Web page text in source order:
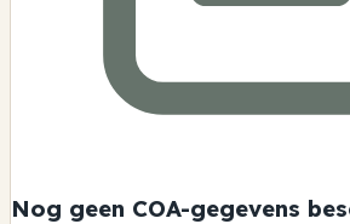
Nog geen COA-gegevens